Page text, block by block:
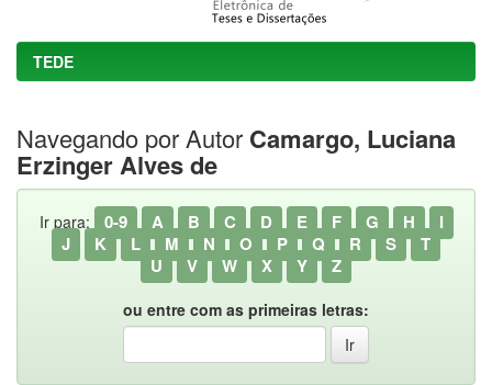
TEDE
Navegando por Autor Camargo, Luciana
Erzinger Alves de
Ir para: 0-9 A B C D E F G H
I
J
K L M N O P Q R S
T
U
V W X Y Z
ou entre com as primeiras letras: